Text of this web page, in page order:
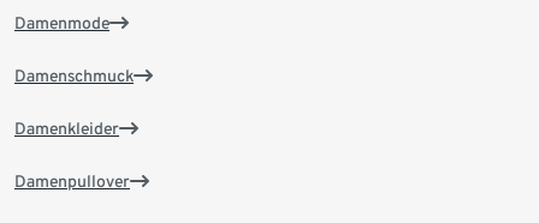
Damenmode
Damenschmuck
Damenkleider
Damenpullover